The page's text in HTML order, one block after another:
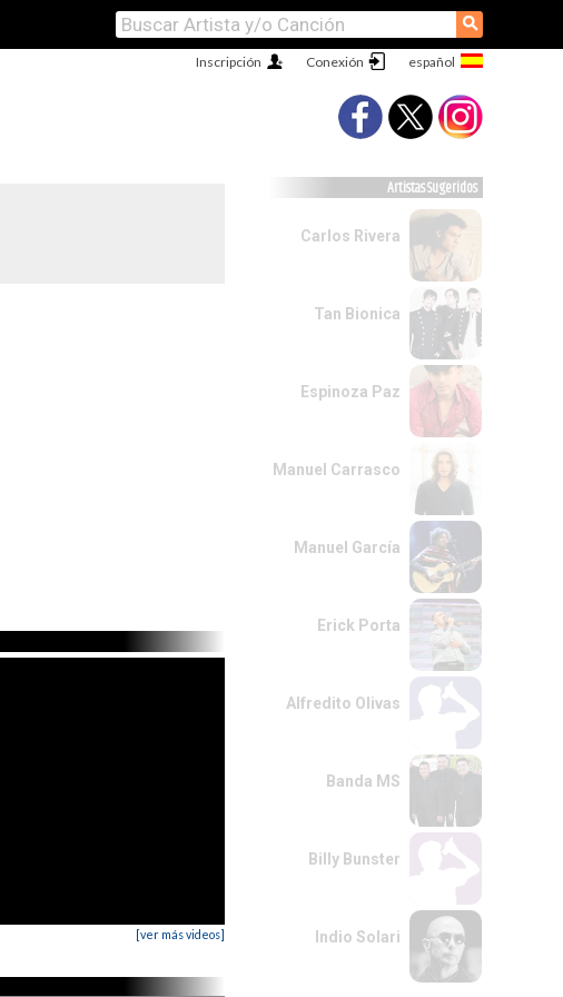
⚲
Conexión
Inscripción
[ver más videos]
Artistas Sugeridos
Carlos Rivera
Tan Bionica
Espinoza Paz
Manuel Carrasco
Manuel García
Erick Porta
Alfredito Olivas
Banda MS
Billy Bunster
Indio Solari